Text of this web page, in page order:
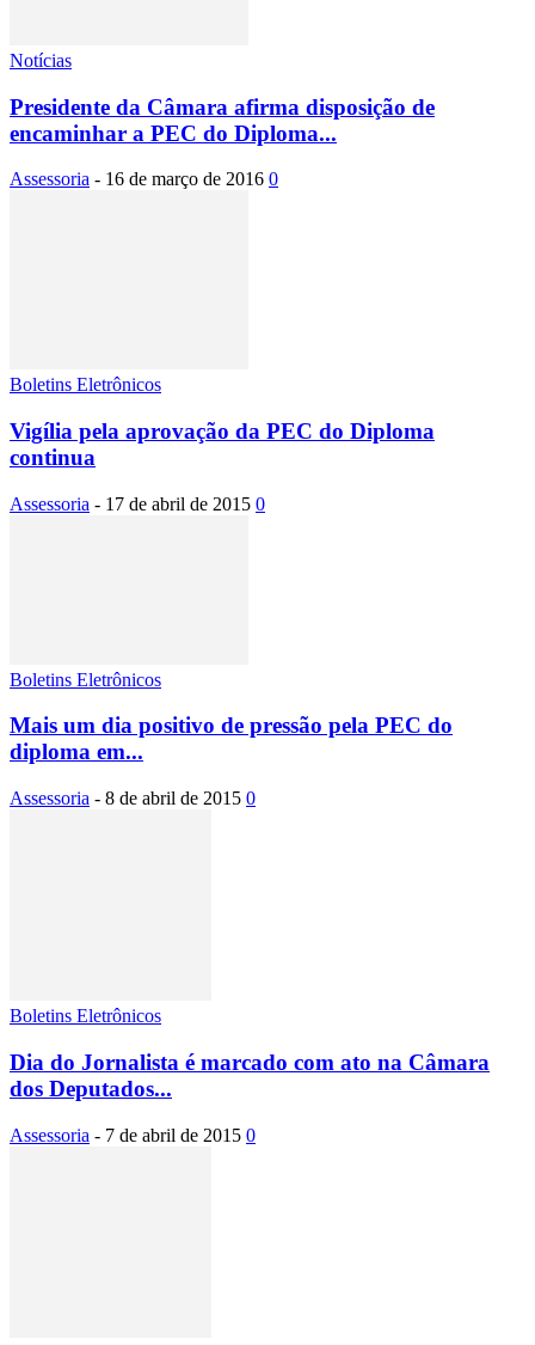
Notícias
Presidente da Câmara afirma disposição de
encaminhar a PEC do Diploma...
Assessoria - 16 de março de 2016 0
Boletins Eletrônicos
Vigília pela aprovação da PEC do Diploma
continua
Assessoria - 17 de abril de 2015 0
Boletins Eletrônicos
Mais um dia positivo de pressão pela PEC do
diploma em...
Assessoria - 8 de abril de 2015 0
Boletins Eletrônicos
Dia do Jornalista é marcado com ato na Câmara
dos Deputados...
Assessoria - 7 de abril de 2015 0